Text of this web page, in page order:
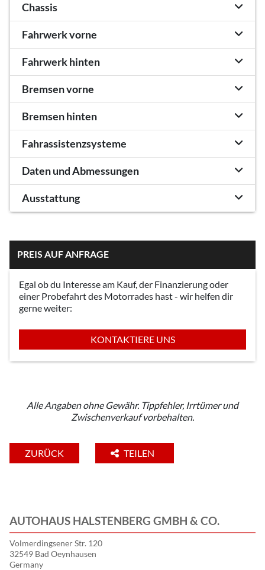
Chassis
Fahrwerk vorne
Fahrwerk hinten
Bremsen vorne
Bremsen hinten
Fahrassistenzsysteme
Daten und Abmessungen
Ausstattung
PREIS AUF ANFRAGE
Egal ob du Interesse am Kauf, der Finanzierung oder
einer Probefahrt des Motorrades hast - wir helfen dir
gerne weiter:
KONTAKTIERE UNS
Alle Angaben ohne Gewähr. Tippfehler, Irrtümer und
Zwischenverkauf vorbehalten.
ZURÜCK TEILEN
AUTOHAUS HALSTENBERG GMBH & CO.
Volmerdingsener Str. 120
32549 Bad Oeynhausen
Germany